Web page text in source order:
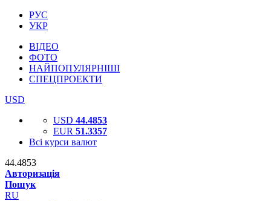
РУС
УКР
ВІДЕО
ФОТО
НАЙПОПУЛЯРНІШІ
СПЕЦПРОЕКТИ
USD
USD 44.4853
EUR 51.3357
Всі курси валют
44.4853
Авторизація
Пошук
RU